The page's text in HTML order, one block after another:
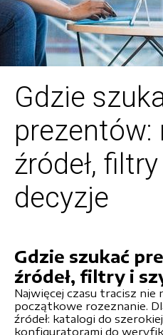
Gdzie
prezentów:
źródeł,
decyzje
Gdzie szukać
źródeł, filtry i
Najwięcej czasu tracisz nie
początkowe rozeznanie.
źródeł: katalogi do
konfiguratorami do